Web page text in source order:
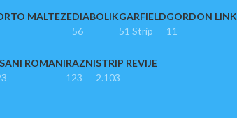
MALTEZEDIABOLIK
56
GARFIELD
51 Strip
GORDON LINK
11
ROMANIRAZNI
123
STRIP REVIJE
2.103